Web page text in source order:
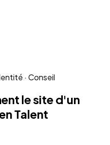
· Conseil
le site d'un
Talent